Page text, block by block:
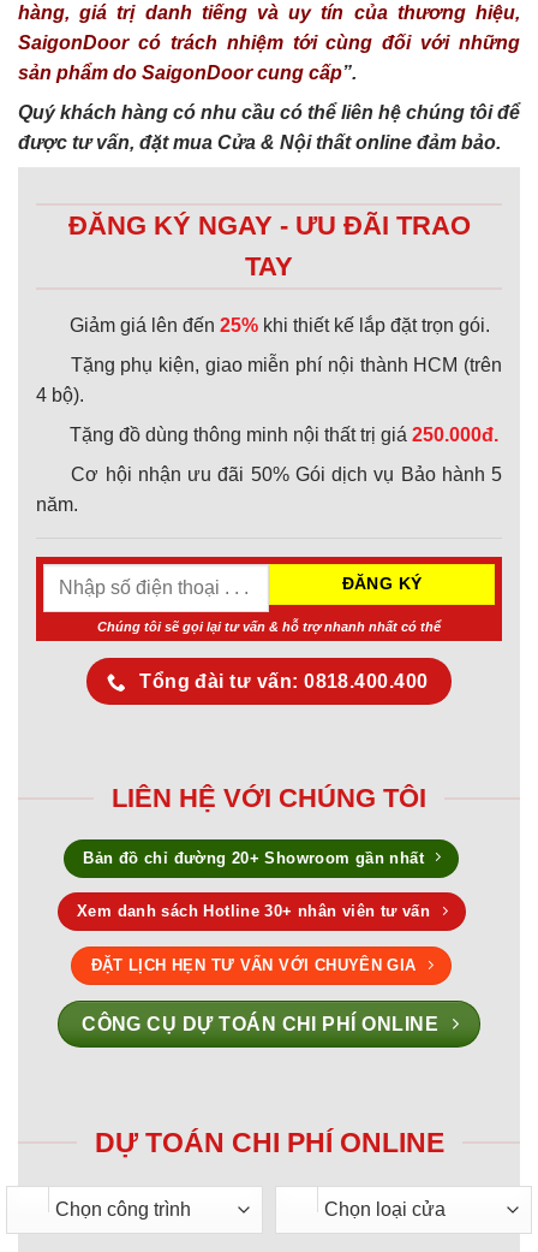
hàng, giá trị danh tiếng và uy tín của thương hiệu,
SaigonDoor có trách nhiệm tới cùng đối với những
sản phẩm do SaigonDoor cung cấp”.
Quý khách hàng có nhu cầu có thể liên hệ chúng tôi để
được tư vấn, đặt mua Cửa & Nội thất online đảm bảo.
ĐĂNG KÝ NGAY - ƯU ĐÃI TRAO
TAY
Giảm giá lên đến 25% khi thiết kế lắp đặt trọn gói.
Tặng phụ kiện, giao miễn phí nội thành HCM (trên
4 bộ).
Tặng đồ dùng thông minh nội thất trị giá 250.000đ.
Cơ hội nhận ưu đãi 50% Gói dịch vụ Bảo hành 5
năm.
Chúng tôi sẽ gọi lại tư vấn & hỗ trợ nhanh nhất có thể
Tổng đài tư vấn: 0818.400.400
LIÊN HỆ VỚI CHÚNG TÔI
Bản đồ chỉ đường 20+ Showroom gần nhất
Xem danh sách Hotline 30+ nhân viên tư vấn
ĐẶT LỊCH HẸN TƯ VẤN VỚI CHUYÊN GIA
CÔNG CỤ DỰ TOÁN CHI PHÍ ONLINE
DỰ TOÁN CHI PHÍ ONLINE